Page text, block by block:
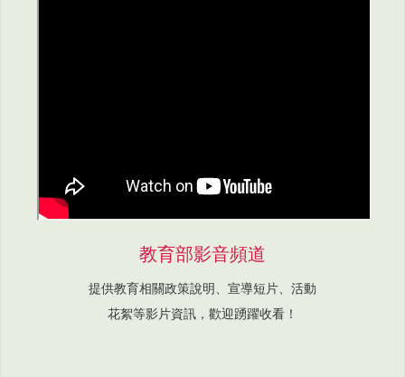
教育部影音頻道
提供教育相關政策說明、宣導短片、活動
花絮等影片資訊，歡迎踴躍收看！